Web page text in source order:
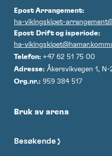
Epost Arrangement:
ha-vikingskipet-
Epost Drift og isperiode:
ha-
Telefon: +47 62 51 75 00
Adresse: Åkersvikvegen 1, N-
Org.nr.: 959 384 517
Bruk av arena
Besøkende